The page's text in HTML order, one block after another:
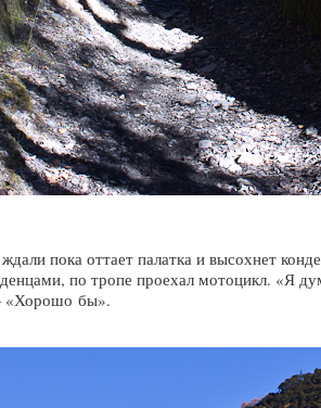
пока оттает палатка и высохнет
по тропе проехал мотоцикл. «Я
«Хорошо бы».